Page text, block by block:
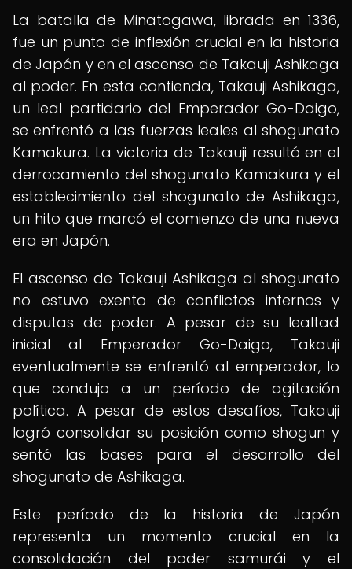
La batalla de Minatogawa, librada en 1336,
fue un punto de inflexión crucial en la historia
de Japón y en el ascenso de Takauji Ashikaga
al poder. En esta contienda, Takauji Ashikaga,
un leal partidario del Emperador Go-Daigo,
se enfrentó a las fuerzas leales al shogunato
Kamakura. La victoria de Takauji resultó en el
derrocamiento del shogunato Kamakura y el
establecimiento del shogunato de Ashikaga,
un hito que marcó el comienzo de una nueva
era en Japón.
El ascenso de Takauji Ashikaga al shogunato
no estuvo exento de conflictos internos y
disputas de poder. A pesar de su lealtad
inicial al Emperador Go-Daigo, Takauji
eventualmente se enfrentó al emperador, lo
que condujo a un período de agitación
política. A pesar de estos desafíos, Takauji
logró consolidar su posición como shogun y
sentó las bases para el desarrollo del
shogunato de Ashikaga.
Este período de la historia de Japón
representa un momento crucial en la
consolidación del poder samurái y el